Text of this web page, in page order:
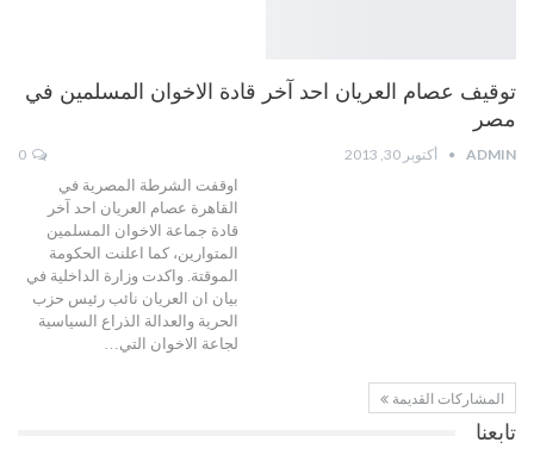
توقيف عصام العريان احد آخر قادة الاخوان المسلمين في
مصر
ADMIN أكتوبر 30, 2013
اوقفت الشرطة المصرية في
القاهرة عصام العريان احد آخر
قادة جماعة الاخوان المسلمين
المتوارين، كما اعلنت الحكومة
الموقتة. واكدت وزارة الداخلية في
بيان ان العريان نائب رئيس حزب
الحرية والعدالة الذراع السياسية
لجاعة الاخوان التي…
المشاركات القديمة
تابعنا